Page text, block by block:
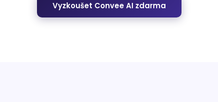
Vyzkoušet Convee AI zdarma